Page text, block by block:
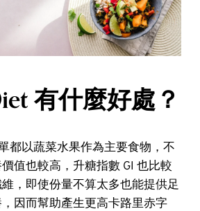
有什麼好處？
都以蔬菜水果作為主要食物，不
值也較高，升糖指數 GI 也比較
，即使份量不算太多也能提供足
因而幫助產生更高卡路里赤字